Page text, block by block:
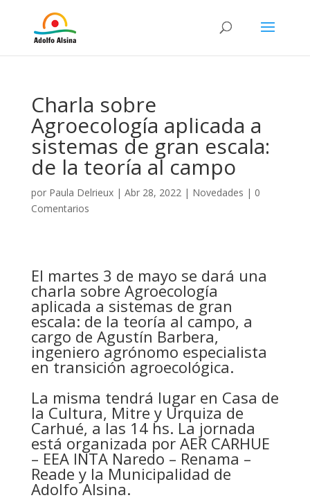
Charla sobre
Agroecología aplicada a
sistemas de gran escala:
de la teoría al campo
por Paula Delrieux| Abr 28, 2022| Novedades | 0
Comentarios
El martes 3 de mayo se dará una
charla sobre Agroecología
aplicada a sistemas de gran
escala: de la teoría al campo, a
cargo de Agustín Barbera,
ingeniero agrónomo especialista
en transición agroecológica.
La misma tendrá lugar en Casa de
la Cultura, Mitre y Urquiza de
Carhué, a las 14 hs. La jornada
está organizada por AER CARHUE
– EEA INTA Naredo – Renama –
Reade y la Municipalidad de
Adolfo Alsina.